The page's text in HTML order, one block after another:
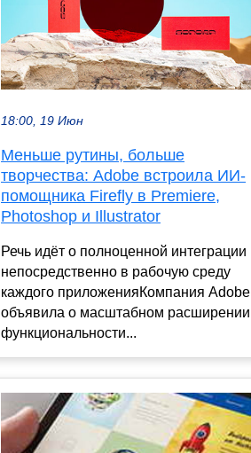
18:00, 19 Июн
Меньше рутины, больше
творчества: Adobe встроила ИИ-
помощника Firefly в Premiere,
Photoshop и Illustrator
Речь идёт о полноценной интеграции
непосредственно в рабочую среду
каждого приложенияКомпания Adobe
объявила о масштабном расширении
функциональности...